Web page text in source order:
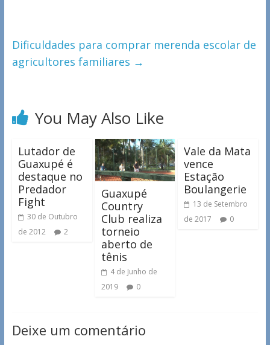
Dificuldades para comprar merenda escolar de
agricultores familiares →
You May Also Like
Lutador de
Guaxupé é
destaque no
Predador
Fight
30 de Outubro
de 2012
2
Guaxupé
Country
Club realiza
torneio
aberto de
tênis
4 de Junho de
2019
0
Vale da Mata
vence
Estação
Boulangerie
13 de Setembro
de 2017
0
Deixe um comentário